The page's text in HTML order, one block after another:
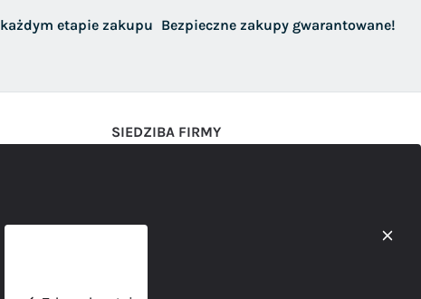
etapie zakupu Bezpieczne zakupy gwarantowane!
SIEDZIBA FIRMY
62-100 Wągrowiec